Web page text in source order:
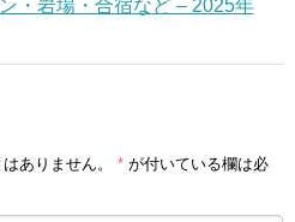
・岩場・合宿など – 2025年
ありません。 * が付いている欄は必